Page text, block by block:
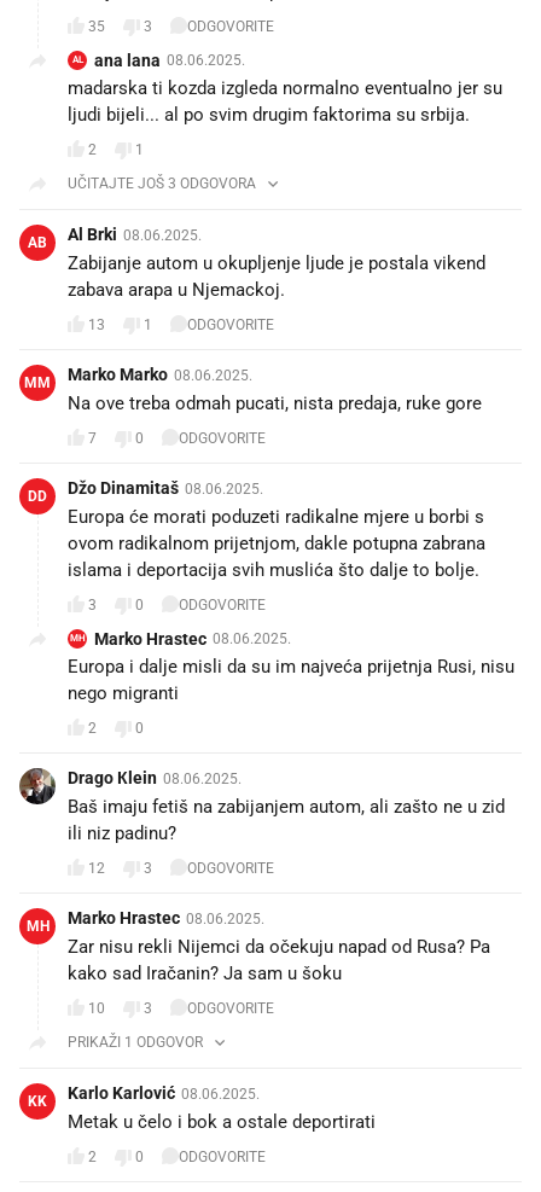
35 3 ODGOVORITE
AL ana lana 08.06.2025.
madarska ti kozda izgleda normalno eventualno jer su
ljudi bijeli... al po svim drugim faktorima su srbija.
2
1
UČITAJTE JOŠ 3 ODGOVORA
AB Al Brki 08.06.2025.
Zabijanje autom u okupljenje ljude je postala vikend
zabava arapa u Njemackoj.
13 1 ODGOVORITE
MM Marko Marko 08.06.2025.
Na ove treba odmah pucati, nista predaja, ruke gore
7 0 ODGOVORITE
DD Džo Dinamitaš 08.06.2025.
Europa će morati poduzeti radikalne mjere u borbi s
ovom radikalnom prijetnjom, dakle potupna zabrana
islama i deportacija svih muslića što dalje to bolje.
3 0 ODGOVORITE
MH Marko Hrastec 08.06.2025.
Europa i dalje misli da su im najveća prijetnja Rusi, nisu
nego migranti
2 0
Drago Кlein 08.06.2025.
Baš imaju fetiš na zabijanjem autom, ali zašto ne u zid
ili niz padinu?
12 3 ODGOVORITE
MH Marko Hrastec 08.06.2025.
Zar nisu rekli Nijemci da očekuju napad od Rusa? Pa
kako sad Iračanin? Ja sam u šoku
10 3
ODGOVORITE
PRIKAŽI 1 ODGOVOR
KK Karlo Karlović 08.06.2025.
Metak u čelo i bok a ostale deportirati
2 0 ODGOVORITE